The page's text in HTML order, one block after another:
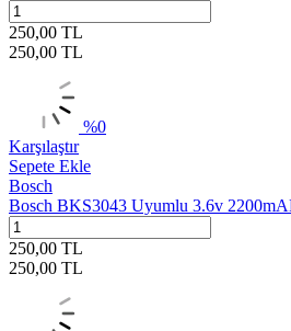
250,00 TL
250,00 TL
%0
Karşılaştır
Sepete Ekle
Bosch
Bosch BKS3043 Uyumlu 3.6v
250,00 TL
250,00 TL